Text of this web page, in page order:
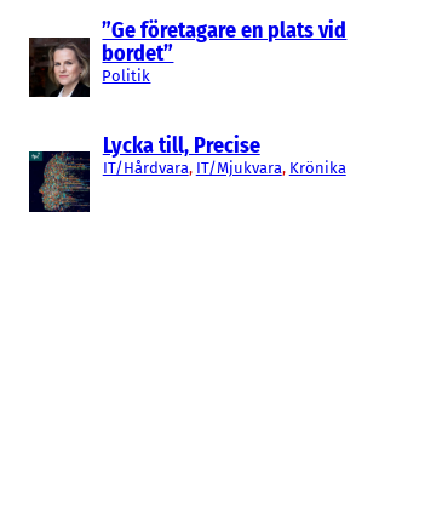
”Ge företagare en plats vid
bordet”
Politik
Lycka till, Precise
IT/Hårdvara, IT/Mjukvara, Krönika